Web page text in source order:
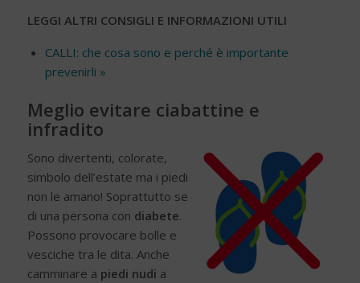
LEGGI ALTRI CONSIGLI E INFORMAZIONI UTILI
CALLI: che cosa sono e perché è importante
prevenirli »
Meglio evitare ciabattine e
infradito
Sono divertenti, colorate,
simbolo dell’estate ma i piedi
non le amano! Soprattutto se
di una persona con diabete.
Possono provocare bolle e
vesciche tra le dita. Anche
camminare a piedi nudi a